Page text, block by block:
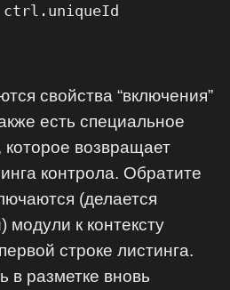
свойства “включения”
есть специальное
которое возвращает
контрола. Обратите
(делается
модули к контексту
строке листинга.
в разметке вновь